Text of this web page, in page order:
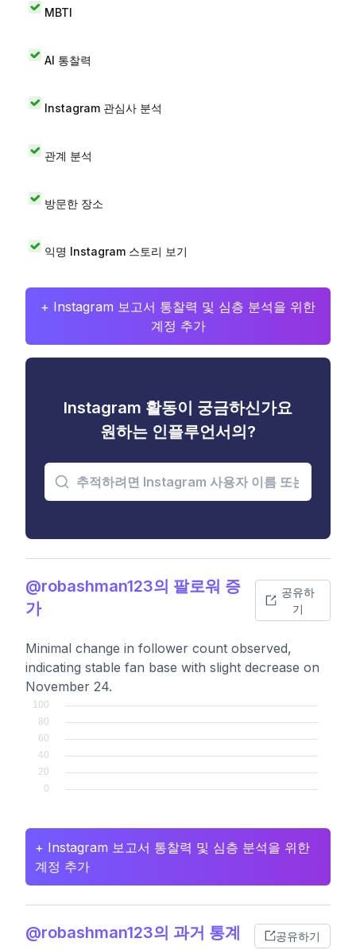
MBTI
AI 통찰력
Instagram 관심사 분석
관계 분석
방문한 장소
익명 Instagram 스토리 보기
+ Instagram 보고서 통찰력 및 심층 분석을 위한
계정 추가
Instagram 활동이 궁금하신가요
원하는 인플루언서의?
@robashman123의 팔로워 증
가
공유하
기
Minimal change in follower count observed,
indicating stable fan base with slight decrease on
November 24.
+ Instagram 보고서 통찰력 및 심층 분석을 위한
계정 추가
@robashman123의 과거 통계 공유하기